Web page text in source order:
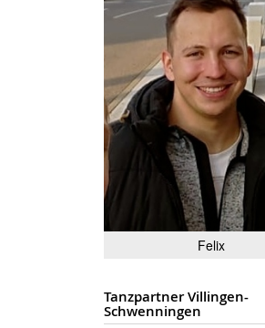
Felix
Tanzpartner Villingen-
Schwenningen